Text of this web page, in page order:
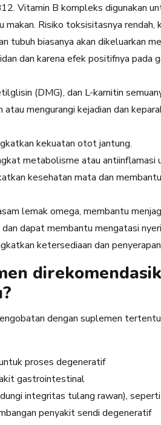
Vitamin B kompleks digunakan
Risiko toksisitasnya rendah,
tubuh biasanya akan dikeluarkan
dan karena efek positifnya pada
(DMG), dan L-karnitin
mengurangi kejadian dan
kekuatan otot jantung.
metabolisme atau antiinflamasi
kesehatan mata dan
lemak omega, membantu
dapat membantu mengatasi
ketersediaan dan
dengan suplemen
proses degeneratif
gastrointestinal
integritas tulang rawan),
penyakit sendi degeneratif